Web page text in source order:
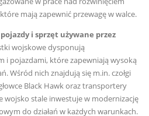
mają zapewnić przewagę w walce.
i sprzęt używane przez
wojskowe dysponują
i pojazdami, które zapewniają wysoką
Wśród nich znajdują się m.in. czołgi
Black Hawk oraz transportery
wojsko stale inwestuje w modernizację
do działań w każdych warunkach.